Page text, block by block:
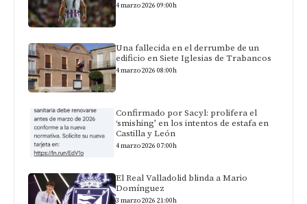
4 marzo 2026 09:00h
Una fallecida en el derrumbe de un
edificio en Siete Iglesias de Trabancos
4 marzo 2026 08:00h
Confirmado por Sacyl: prolifera el
‘smishing’ en los intentos de estafa en
Castilla y León
4 marzo 2026 07:00h
El Real Valladolid blinda a Mario
Domínguez
3 marzo 2026 21:00h